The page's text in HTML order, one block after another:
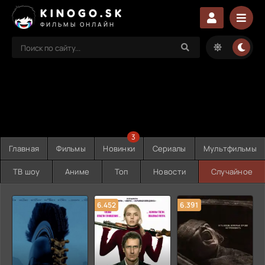
KINOGO.SK
ФИЛЬМЫ ОНЛАЙН
Главная Фильмы Новинки
3
Сериалы Мультфильмы
ТВ шоу Аниме Топ Новости Случайное
6.452 6.391